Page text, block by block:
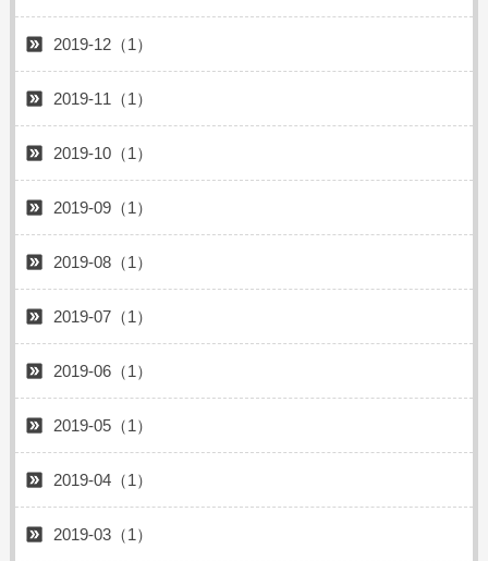
2019-12（1）
2019-11（1）
2019-10（1）
2019-09（1）
2019-08（1）
2019-07（1）
2019-06（1）
2019-05（1）
2019-04（1）
2019-03（1）